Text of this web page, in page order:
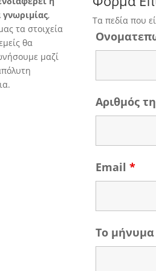
γνωριμίας,
τα στοιχεία
θα
μαζί
Τα πεδία που
Αριθμός
Email*
Το